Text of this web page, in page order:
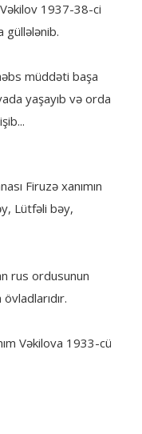
1937-38-ci
güllələnib.
müddəti başa
yaşayıb və orda
Firuzə xanımın
Lütfəli bəy,
rus ordusunun
Vəkilova 1933-cü